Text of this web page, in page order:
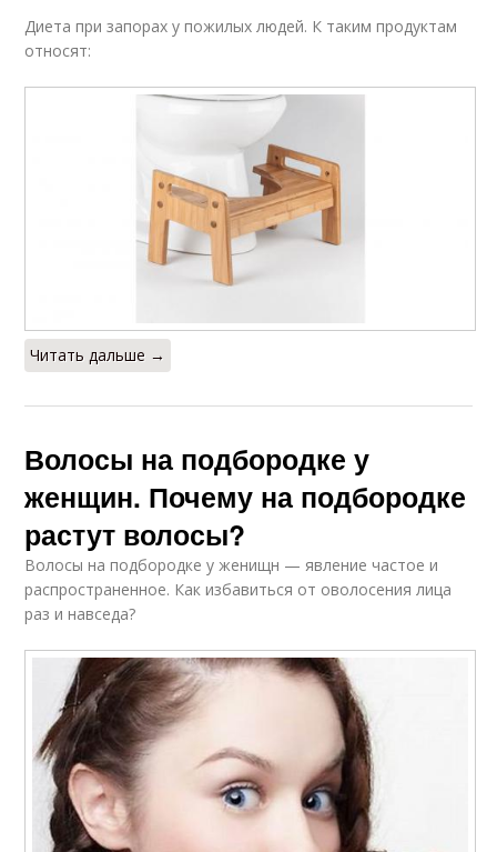
Диета при запорах у пожилых людей. К таким продуктам
относят:
Читать дальше →
Волосы на подбородке у
женщин. Почему на подбородке
растут волосы?
Волосы на подбородке у женищн — явление частое и
распространенное. Как избавиться от оволосения лица
раз и навседа?